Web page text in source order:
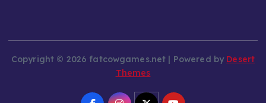
Copyright © 2026 fatcowgames.net | Powered by